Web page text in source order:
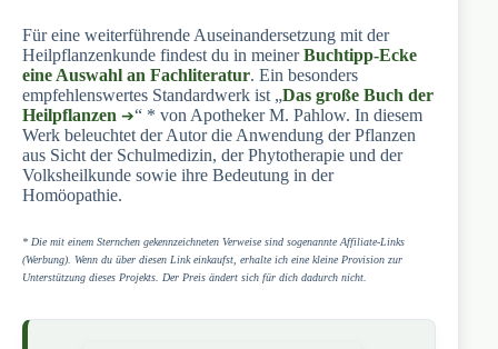
Für eine weiterführende Auseinandersetzung mit der
Heilpflanzenkunde findest du in meinerBuchtipp-Ecke
eine Auswahl an Fachliteratur. Ein besonders
empfehlenswertes Standardwerk ist „Das große Buch der
Heilpflanzen
“ * von Apotheker M. Pahlow. In diesem
Werk beleuchtet der Autor die Anwendung der Pflanzen
aus Sicht der Schulmedizin, der Phytotherapie und der
Volksheilkunde sowie ihre Bedeutung in der
Homöopathie.
* Die mit einem Sternchen gekennzeichneten Verweise sind sogenannte Affiliate-Links
(Werbung). Wenn du über diesen Link einkaufst, erhalte ich eine kleine Provision zur
Unterstützung dieses Projekts. Der Preis ändert sich für dich dadurch nicht.